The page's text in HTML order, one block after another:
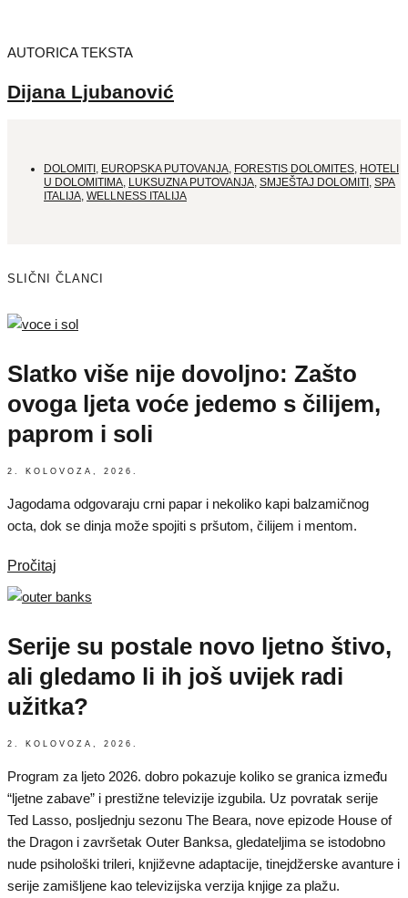
AUTORICA TEKSTA
Dijana Ljubanović
DOLOMITI , EUROPSKA PUTOVANJA, FORESTIS DOLOMITES, HOTELI
U DOLOMITIMA, LUKSUZNA PUTOVANJA, SMJEŠTAJ DOLOMITI , SPA
ITALIJA, WELLNESS ITALIJA
SLIČNI ČLANCI
Slatko više nije dovoljno: Zašto
ovoga ljeta voće jedemo s čilijem,
paprom i soli
2. KOLOVOZA, 2026.
Jagodama odgovaraju crni papar i nekoliko kapi balzamičnog
octa, dok se dinja može spojiti s pršutom, čilijem i mentom.
Pročitaj
Serije su postale novo ljetno štivo,
ali gledamo li ih još uvijek radi
užitka?
2. KOLOVOZA, 2026.
Program za ljeto 2026. dobro pokazuje koliko se granica između
“ljetne zabave” i prestižne televizije izgubila. Uz povratak serije
Ted Lasso, posljednju sezonu The Beara, nove epizode House of
the Dragon i završetak Outer Banksa, gledateljima se istodobno
nude psihološki trileri, književne adaptacije, tinejdžerske avanture i
serije zamišljene kao televizijska verzija knjige za plažu.